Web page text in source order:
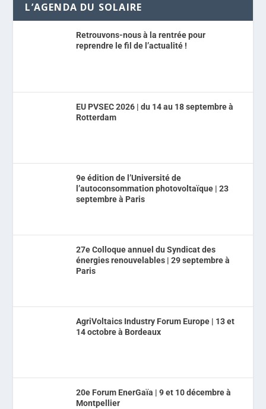
L’AGENDA DU SOLAIRE
Retrouvons-nous à la rentrée pour
reprendre le fil de l’actualité !
EU PVSEC 2026 | du 14 au 18 septembre à
Rotterdam
9e édition de l’Université de
l’autoconsommation photovoltaïque | 23
septembre à Paris
27e Colloque annuel du Syndicat des
énergies renouvelables | 29 septembre à
Paris
AgriVoltaics Industry Forum Europe | 13 et
14 octobre à Bordeaux
20e Forum EnerGaïa | 9 et 10 décembre à
Montpellier